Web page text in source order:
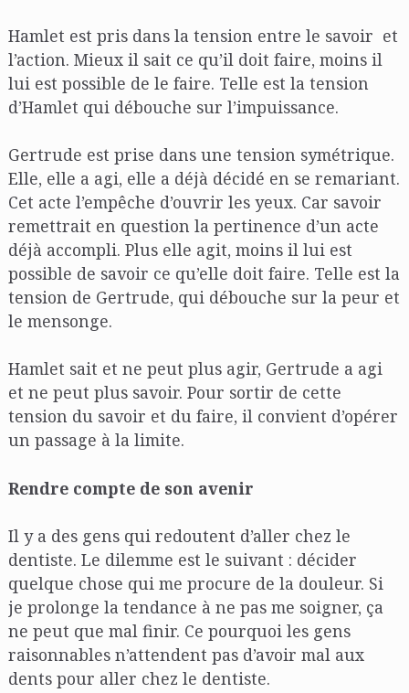
Hamlet est pris dans la tension entre le savoir et
l’action. Mieux il sait ce qu’il doit faire, moins il
lui est possible de le faire. Telle est la tension
d’Hamlet qui débouche sur l’impuissance.
Gertrude est prise dans une tension symétrique.
Elle, elle a agi, elle a déjà décidé en se remariant.
Cet acte l’empêche d’ouvrir les yeux. Car savoir
remettrait en question la pertinence d’un acte
déjà accompli. Plus elle agit, moins il lui est
possible de savoir ce qu’elle doit faire. Telle est la
tension de Gertrude, qui débouche sur la peur et
le mensonge.
Hamlet sait et ne peut plus agir, Gertrude a agi
et ne peut plus savoir. Pour sortir de cette
tension du savoir et du faire, il convient d’opérer
un passage à la limite.
Rendre compte de son avenir
Il y a des gens qui redoutent d’aller chez le
dentiste. Le dilemme est le suivant : décider
quelque chose qui me procure de la douleur. Si
je prolonge la tendance à ne pas me soigner, ça
ne peut que mal finir. Ce pourquoi les gens
raisonnables n’attendent pas d’avoir mal aux
dents pour aller chez le dentiste.